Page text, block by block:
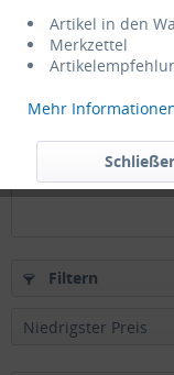
1x
Filtern
Artikel in den
Merkzettel
Mehr